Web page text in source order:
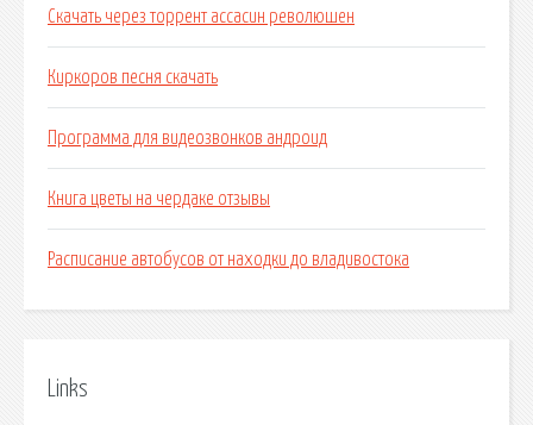
Скачать через торрент ассасин революшен
Киркоров песня скачать
Программа для видеозвонков андроид
Книга цветы на чердаке отзывы
Расписание автобусов от находки до владивостока
Links